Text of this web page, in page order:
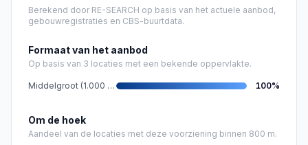
Berekend door RE-SEARCH op basis van het actuele aanbod,
gebouwregistraties en CBS-buurtdata.
Formaat van het aanbod
Op basis van 3 locaties met een bekende oppervlakte.
Middelgroot (1.000 - 5.000 m²) 100%
Om de hoek
Aandeel van de locaties met deze voorziening binnen 800 m.